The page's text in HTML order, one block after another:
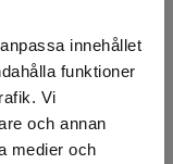
innehållet
funktioner
Vi
och annan
medier och